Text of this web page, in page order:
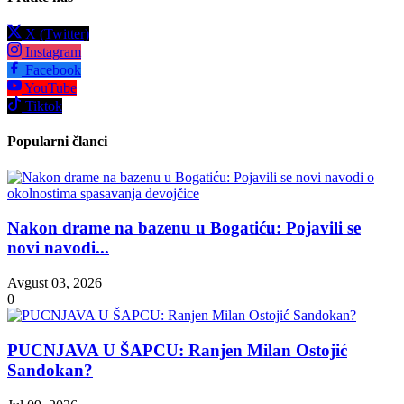
X (Twitter)
Instagram
Facebook
YouTube
Tiktok
Popularni članci
Nakon drame na bazenu u Bogatiću: Pojavili se
novi navodi...
Avgust 03, 2026
0
PUCNJAVA U ŠAPCU: Ranjen Milan Ostojić
Sandokan?